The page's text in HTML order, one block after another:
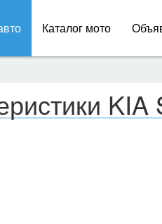
Каталог мото